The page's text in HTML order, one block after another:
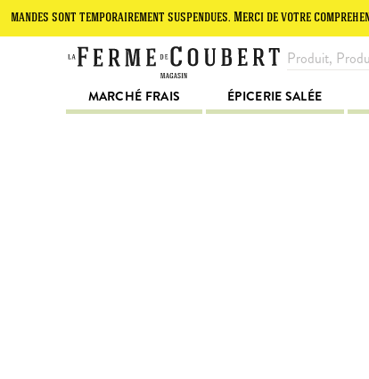
sont temporairement suspendues. Merci de votre compréhension.
MARCHÉ FRAIS ÉPICERIE SALÉE